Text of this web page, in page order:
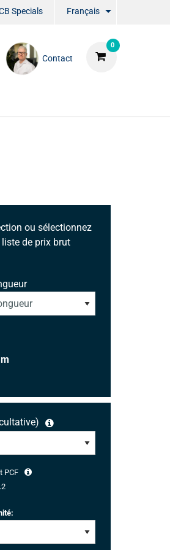
Specials Français
0
Contact
ou sélectionnez
de prix brut
PCF